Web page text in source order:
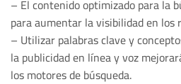
– El contenido optimizado para la
para aumentar la visibilidad en los
– Utilizar palabras clave y
la publicidad en línea y voz
los motores de búsqueda.